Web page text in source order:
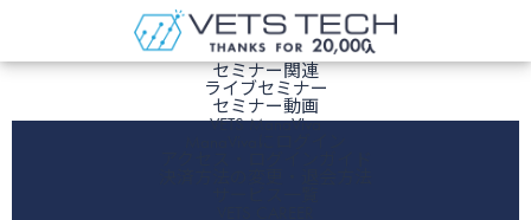
ホーム
セミナー関連
ライブセミナー
セミナー動画
VETS ManaViva